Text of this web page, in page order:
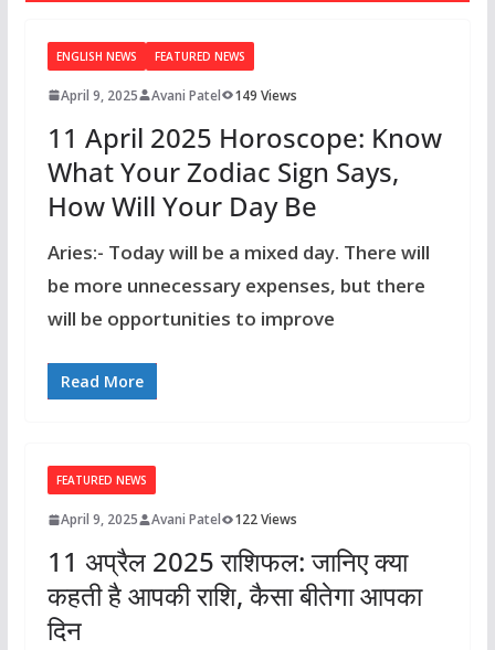
ENGLISH NEWS FEATURED NEWS
April 9, 2025 Avani Patel 149 Views
11 April 2025 Horoscope: Know
What Your Zodiac Sign Says,
How Will Your Day Be
Aries:- Today will be a mixed day. There will
be more unnecessary expenses, but there
will be opportunities to improve
Read More
FEATURED NEWS
April 9, 2025 Avani Patel 122 Views
11 अप्रैल 2025 राशिफल: जानिए क्या
कहती है आपकी राशि, कैसा बीतेगा आपका
दिन